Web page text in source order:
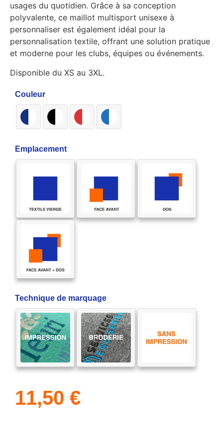
usages du quotidien. Grâce à sa conception
polyvalente, ce maillot multisport unisexe à
personnaliser est également idéal pour la
personnalisation textile, offrant une solution pratique
et moderne pour les clubs, équipes ou événements.
Disponible du XS au 3XL.
Couleur
Emplacement
Technique de marquage
11,50 €